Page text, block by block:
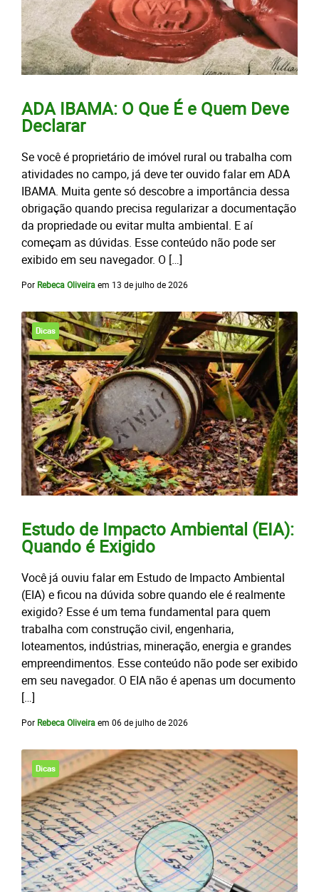
ADA IBAMA: O Que É e Quem Deve
Declarar
Se você é proprietário de imóvel rural ou trabalha com
atividades no campo, já deve ter ouvido falar em ADA
IBAMA. Muita gente só descobre a importância dessa
obrigação quando precisa regularizar a documentação
da propriedade ou evitar multa ambiental. E aí
começam as dúvidas. Esse conteúdo não pode ser
exibido em seu navegador. O […]
Por Rebeca Oliveiraem 13 de julho de 2026
Dicas
Estudo de Impacto Ambiental (EIA):
Quando é Exigido
Você já ouviu falar em Estudo de Impacto Ambiental
(EIA) e ficou na dúvida sobre quando ele é realmente
exigido? Esse é um tema fundamental para quem
trabalha com construção civil, engenharia,
loteamentos, indústrias, mineração, energia e grandes
empreendimentos. Esse conteúdo não pode ser exibido
em seu navegador. O EIA não é apenas um documento
[…]
Por Rebeca Oliveiraem 06 de julho de 2026
Dicas